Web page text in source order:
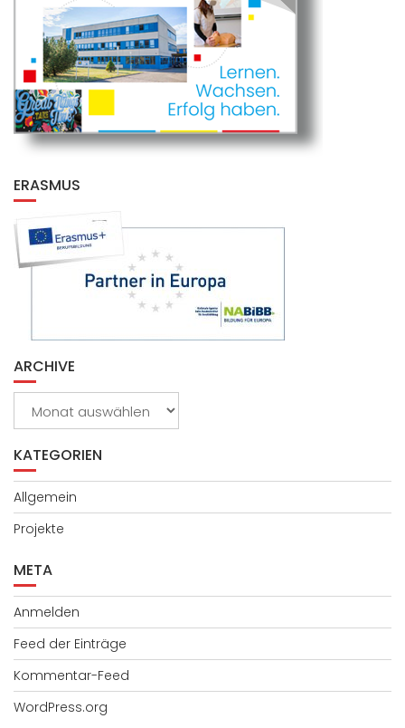
ERASMUS
ARCHIVE
KATEGORIEN
Allgemein
Projekte
META
Anmelden
Feed der Einträge
Kommentar-Feed
WordPress.org